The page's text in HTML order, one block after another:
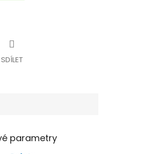
SDÍLET
parametry